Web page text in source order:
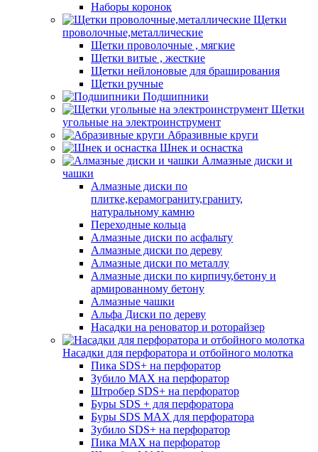
Наборы коронок
Щетки
проволочные,металлические
Щетки проволочные , мягкие
Щетки витые , жесткие
Щетки нейлоновые для браширования
Щетки ручные
Подшипники
Щетки
угольные на электроинструмент
Абразивные круги
Шнек и оснастка
Алмазные диски и
чашки
Алмазные диски по
плитке,керамограниту,граниту,
натуральному камню
Переходные кольца
Алмазные диски по асфальту
Алмазные диски по дереву
Алмазные диски по металлу
Алмазные диски по кирпичу,бетону и
армированному бетону
Алмазные чашки
Альфа Диски по дереву
Насадки на реноватор и роторайзер
Насадки для перфоратора и отбойного молотка
Пика SDS+ на перфоратор
Зубило MAX на перфоратор
Штробер SDS+ на перфоратор
Буры SDS + для перфоратора
Буры SDS MAX для перфоратора
Зубило SDS+ на перфоратор
Пика MAX на перфоратор